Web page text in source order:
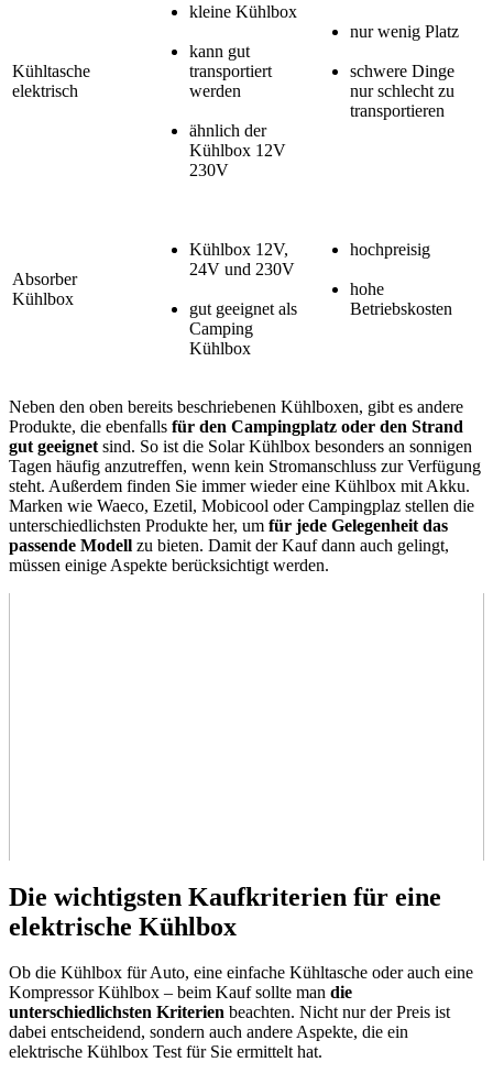
Kühltasche
elektrisch
kleine Kühlbox
kann gut
transportiert
werden
ähnlich der
Kühlbox 12V
230V
nur wenig Platz
schwere Dinge
nur schlecht zu
transportieren
Absorber
Kühlbox
Kühlbox 12V,
24V und 230V
gut geeignet als
Camping
Kühlbox
hochpreisig
hohe
Betriebskosten
Neben den oben bereits beschriebenen Kühlboxen, gibt es andere
Produkte, die ebenfalls für den Campingplatz oder den Strand
gut geeignet sind. So ist die Solar Kühlbox besonders an sonnigen
Tagen häufig anzutreffen, wenn kein Stromanschluss zur Verfügung
steht. Außerdem finden Sie immer wieder eine Kühlbox mit Akku.
Marken wie Waeco, Ezetil, Mobicool oder Campingplaz stellen die
unterschiedlichsten Produkte her, um für jede Gelegenheit das
passende Modell zu bieten. Damit der Kauf dann auch gelingt,
müssen einige Aspekte berücksichtigt werden.
Die wichtigsten Kaufkriterien für eine
elektrische Kühlbox
Ob die Kühlbox für Auto, eine einfache Kühltasche oder auch eine
Kompressor Kühlbox – beim Kauf sollte man die
unterschiedlichsten Kriterien beachten. Nicht nur der Preis ist
dabei entscheidend, sondern auch andere Aspekte, die ein
elektrische Kühlbox Testfür Sie ermittelt hat.